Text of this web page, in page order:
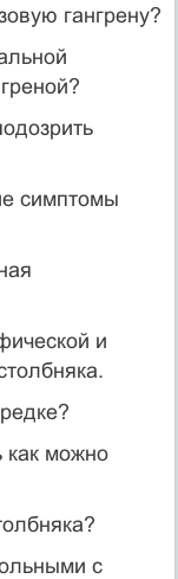
гангрену?
симптомы
и
можно
с